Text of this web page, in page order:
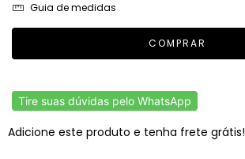
Guia de medidas
Tire suas dúvidas pelo WhatsApp
Adicione este produto e tenha frete grátis!